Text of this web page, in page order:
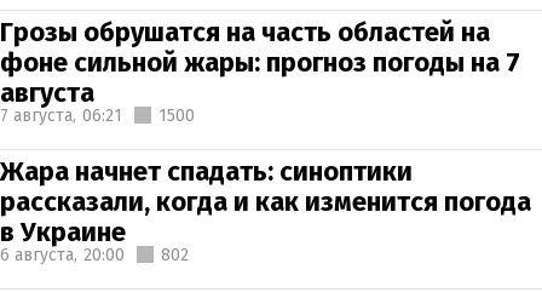
Грозы обрушатся на часть областей на
фоне сильной жары: прогноз погоды на 7
августа
7 августа, 06:21 1500
Жара начнет спадать: синоптики
рассказали, когда и как изменится погода
в Украине
6 августа, 20:00 802